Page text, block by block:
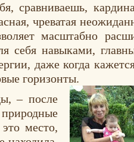
сравниваешь,
чреватая
масштабно
себя навыками,
даже когда
горизонты.
– после
место,